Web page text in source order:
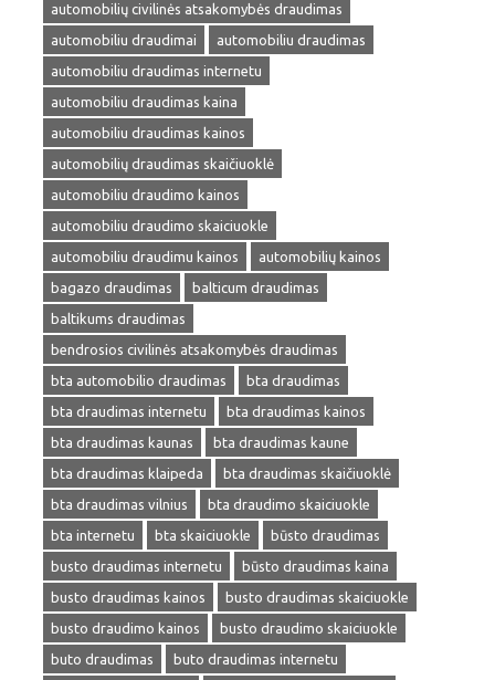
automobilių civilinės atsakomybės draudimas
automobiliu draudimai
automobiliu draudimas
automobiliu draudimas internetu
automobiliu draudimas kaina
automobiliu draudimas kainos
automobilių draudimas skaičiuoklė
automobiliu draudimo kainos
automobiliu draudimo skaiciuokle
automobiliu draudimu kainos
automobilių kainos
bagazo draudimas
balticum draudimas
baltikums draudimas
bendrosios civilinės atsakomybės draudimas
bta automobilio draudimas
bta draudimas
bta draudimas internetu
bta draudimas kainos
bta draudimas kaunas
bta draudimas kaune
bta draudimas klaipeda
bta draudimas skaičiuoklė
bta draudimas vilnius
bta draudimo skaiciuokle
bta internetu
bta skaiciuokle
būsto draudimas
busto draudimas internetu
būsto draudimas kaina
busto draudimas kainos
busto draudimas skaiciuokle
busto draudimo kainos
busto draudimo skaiciuokle
buto draudimas
buto draudimas internetu